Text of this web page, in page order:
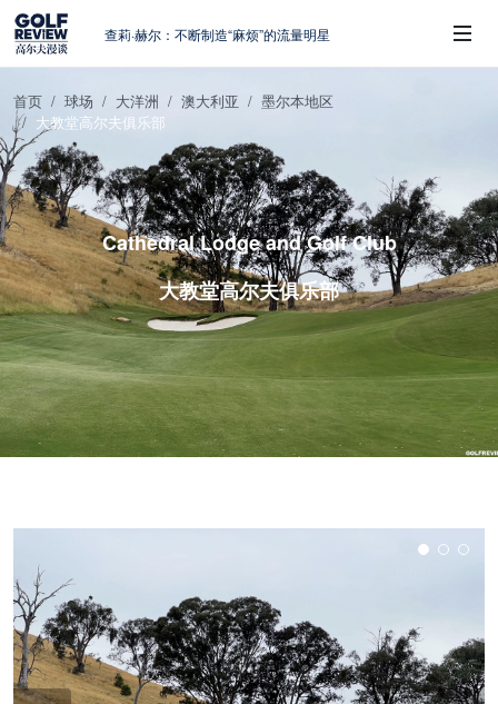
查莉·赫尔：不断制造“麻烦”的流量明星
大满贯球场设置的演变和期许
AIG英国女子公开赛，一场大满贯的50年
蜕变
避暑北海道：原始森林中挥杆，美食与清
风作伴
Menu
首页 球场 大洋洲 澳大利亚
墨尔本地区
大教堂高尔夫俱乐部
Cathedral Lodge and Golf Club
大教堂高尔夫俱乐部